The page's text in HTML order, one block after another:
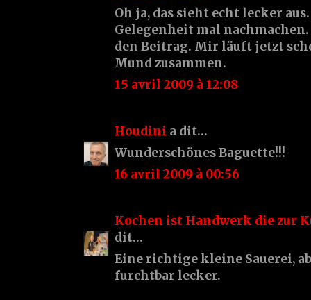
Oh ja, das sieht echt lecker
Gelegenheit mal
den Beitrag. Mir läuft jetzt
Mund zusammen.
15 avril 2009 à 12:08
Houdini a dit…
Wunderschönes Baguette!!!
16 avril 2009 à 00:56
Kochen ist Handwerk die zur
dit…
Eine richtige kleine Sauerei,
furchtbar lecker.